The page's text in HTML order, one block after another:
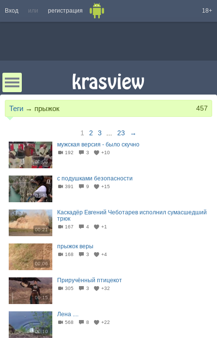
Вход или регистрация 18+
Теги → прыжок 457
1 2 3 23 →
00:06
мужская версия - было скучно
192 3 +10
01:11
с подушками безопасности
391 9 +15
00:21
Каскадёр Евгений Чеботарев исполнил сумасшедший
трюк
167 4 +1
00:06
прыжок веры
168 3 +4
00:15
Приручённый птицекот
305 3 +32
00:10
Лена ....
568 8 +22